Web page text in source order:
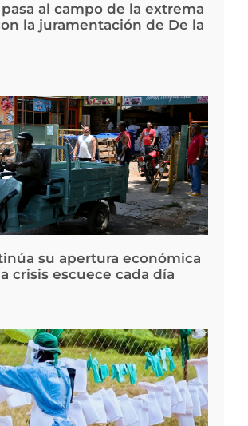
al campo de la extrema
la juramentación de De la
su apertura económica
crisis escuece cada día